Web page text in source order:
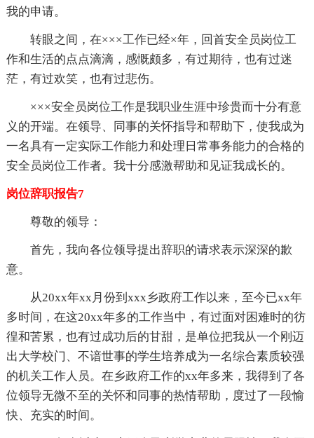
我的申请。
转眼之间，在×××工作已经×年，回首安全员岗位工
作和生活的点点滴滴，感慨颇多，有过期待，也有过迷
茫，有过欢笑，也有过悲伤。
×××安全员岗位工作是我职业生涯中珍贵而十分有意
义的开端。在领导、同事的关怀指导和帮助下，使我成为
一名具有一定实际工作能力和处理日常事务能力的合格的
安全员岗位工作者。我十分感激帮助和见证我成长的。
岗位辞职报告7
尊敬的领导：
首先，我向各位领导提出辞职的请求表示深深的歉
意。
从20xx年xx月份到xxx乡政府工作以来，至今已xx年
多时间，在这20xx年多的工作当中，有过面对困难时的彷
徨和苦累，也有过成功后的甘甜，是单位把我从一个刚迈
出大学校门、不谙世事的学生培养成为一名综合素质较强
的机关工作人员。在乡政府工作的xx年多来，我得到了各
位领导无微不至的关怀和同事的热情帮助，度过了一段愉
快、充实的时间。